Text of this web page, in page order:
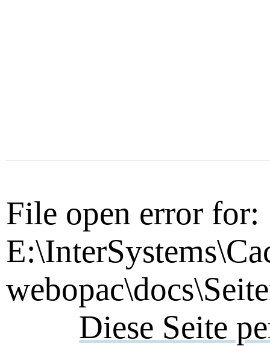
File open error for:
Diese Seite